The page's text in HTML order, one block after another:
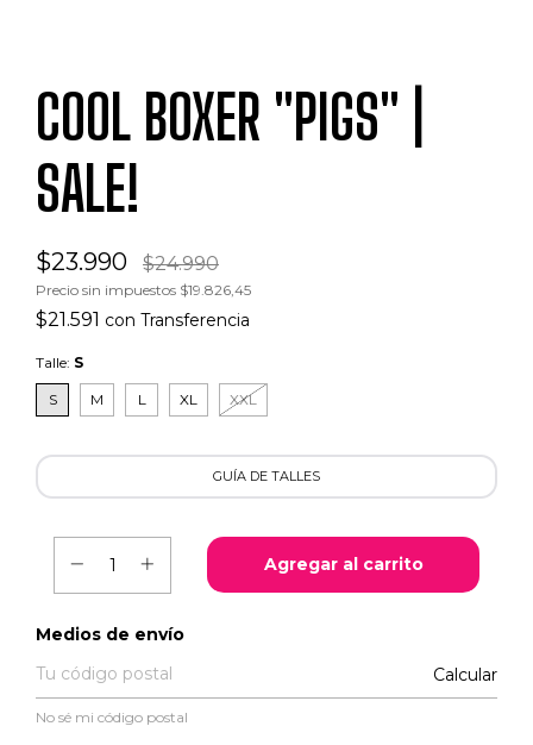
COOL BOXER "PIGS" |
SALE!
$23.990 $24.990
Precio sin impuestos $19.826,45
$21.591 con Transferencia
Talle: S
S M L XL XXL
GUÍA DE TALLES
Entregas para el CP:
Medios de envío
Calcular
No sé mi código postal